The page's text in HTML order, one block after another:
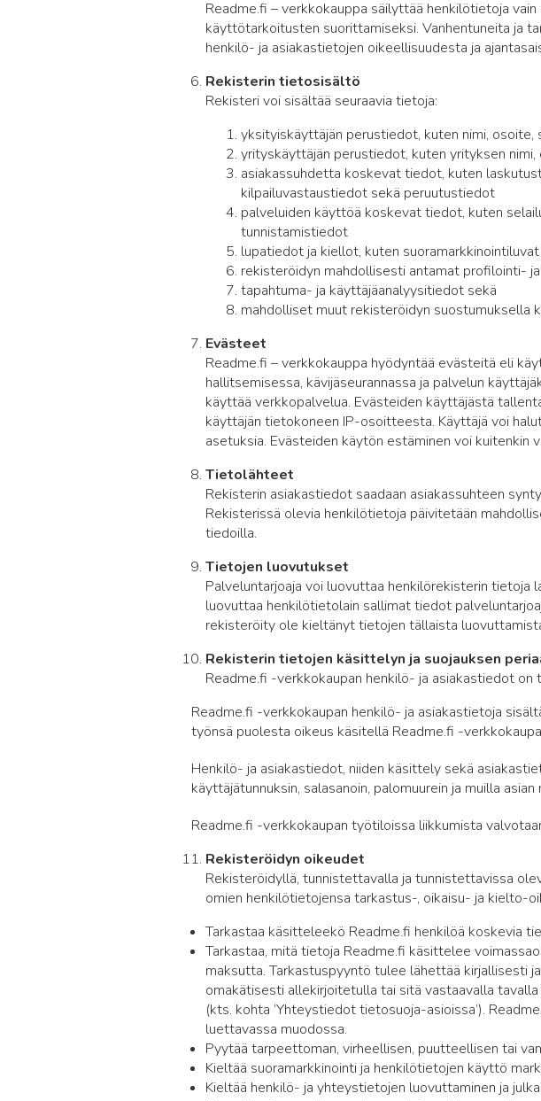
Readme.fi – verkkokauppa säilyttää henkilötietoja
käyttötarkoitusten suorittamiseksi. Vanhentuneita ja
henkilö- ja asiakastietojen oikeellisuudesta ja
Rekisterin tietosisältö
Rekisteri voi sisältää seuraavia tietoja:
yksityiskäyttäjän perustiedot, kuten nimi, osoite,
yrityskäyttäjän perustiedot, kuten yrityksen
asiakassuhdetta koskevat tiedot, kuten
kilpailuvastaustiedot sekä peruutustiedot
palveluiden käyttöä koskevat tiedot, kuten
tunnistamistiedot
lupatiedot ja kiellot, kuten
rekisteröidyn mahdollisesti antamat profilointi-
tapahtuma- ja käyttäjäanalyysitiedot sekä
mahdolliset muut rekisteröidyn suostumuksella
Evästeet
Readme.fi – verkkokauppa hyödyntää evästeitä eli
hallitsemisessa, kävijäseurannassa ja palvelun
käyttää verkkopalvelua. Evästeiden käyttäjästä
käyttäjän tietokoneen IP-osoitteesta. Käyttäjä voi
asetuksia. Evästeiden käytön estäminen voi kuitenkin
Tietolähteet
Rekisterin asiakastiedot saadaan asiakassuhteen
Rekisterissä olevia henkilötietoja päivitetään
tiedoilla.
Tietojen luovutukset
Palveluntarjoaja voi luovuttaa henkilörekisterin tietoja
luovuttaa henkilötietolain sallimat tiedot
rekisteröity ole kieltänyt tietojen tällaista
Rekisterin tietojen käsittelyn ja suojauksen
Readme.fi -verkkokaupan henkilö- ja asiakastiedot
Readme.fi -verkkokaupan henkilö- ja asiakastietoja
työnsä puolesta oikeus käsitellä Readme.fi -
Henkilö- ja asiakastiedot, niiden käsittely sekä
käyttäjätunnuksin, salasanoin, palomuurein ja muilla
Readme.fi -verkkokaupan työtiloissa liikkumista
Rekisteröidyn oikeudet
Rekisteröidyllä, tunnistettavalla ja tunnistettavissa
omien henkilötietojensa tarkastus-, oikaisu- ja kielto-
Tarkastaa käsitteleekö Readme.fi henkilöä koskevia
Tarkastaa, mitä tietoja Readme.fi käsittelee
maksutta. Tarkastuspyyntö tulee lähettää kirjallisesti
omakätisesti allekirjoitetulla tai sitä vastaavalla
(kts. kohta ’Yhteystiedot tietosuoja-asioissa’).
luettavassa muodossa.
Pyytää tarpeettoman, virheellisen, puutteellisen tai
Kieltää suoramarkkinointi ja henkilötietojen käyttö
Kieltää henkilö- ja yhteystietojen luovuttaminen ja